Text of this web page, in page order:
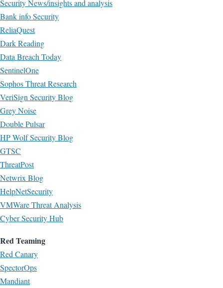
Security News/insights and analysis
Bank info Security
ReliaQuest
Dark Reading
Data Breach Today
SentinelOne
Sophos Threat Research
VeriSign Security Blog
Grey Noise
Double Pulsar
HP Wolf Security Blog
GTSC
ThreatPost
Netwrix Blog
HelpNetSecurity
VMWare Threat Analysis
Cyber Security Hub
Red Teaming
Red Canary
SpectorOps
Mandiant